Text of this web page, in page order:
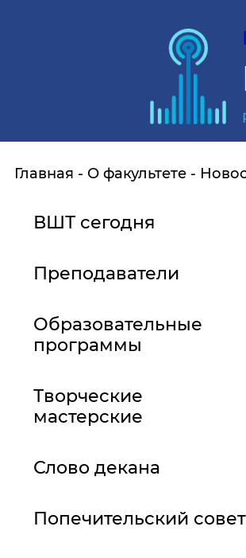
Главная О факультете
ВШТ сегодня
Преподаватели
Образовательные
программы
Творческие
мастерские
Слово декана
Попечительский совет